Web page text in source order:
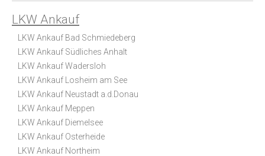
LKW Ankauf
LKW Ankauf Bad Schmiedeberg
LKW Ankauf Südliches Anhalt
LKW Ankauf Wadersloh
LKW Ankauf Losheim am See
LKW Ankauf Neustadt a.d.Donau
LKW Ankauf Meppen
LKW Ankauf Diemelsee
LKW Ankauf Osterheide
LKW Ankauf Northeim